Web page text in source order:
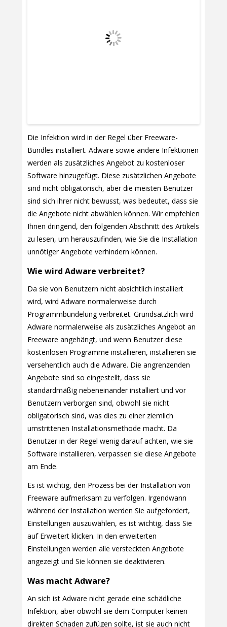
Die Infektion wird in der Regel über Freeware-
Bundles installiert. Adware sowie andere Infektionen
werden als zusätzliches Angebot zu kostenloser
Software hinzugefügt. Diese zusätzlichen Angebote
sind nicht obligatorisch, aber die meisten Benutzer
sind sich ihrer nicht bewusst, was bedeutet, dass sie
die Angebote nicht abwählen können. Wir empfehlen
Ihnen dringend, den folgenden Abschnitt des Artikels
zu lesen, um herauszufinden, wie Sie die Installation
unnötiger Angebote verhindern können.
Wie wird Adware verbreitet?
Da sie von Benutzern nicht absichtlich installiert
wird, wird Adware normalerweise durch
Programmbündelung verbreitet. Grundsätzlich wird
Adware normalerweise als zusätzliches Angebot an
Freeware angehängt, und wenn Benutzer diese
kostenlosen Programme installieren, installieren sie
versehentlich auch die Adware. Die angrenzenden
Angebote sind so eingestellt, dass sie
standardmäßig nebeneinander installiert und vor
Benutzern verborgen sind, obwohl sie nicht
obligatorisch sind, was dies zu einer ziemlich
umstrittenen Installationsmethode macht. Da
Benutzer in der Regel wenig darauf achten, wie sie
Software installieren, verpassen sie diese Angebote
am Ende.
Es ist wichtig, den Prozess bei der Installation von
Freeware aufmerksam zu verfolgen. Irgendwann
während der Installation werden Sie aufgefordert,
Einstellungen auszuwählen, es ist wichtig, dass Sie
auf Erweitert klicken. In den erweiterten
Einstellungen werden alle versteckten Angebote
angezeigt und Sie können sie deaktivieren.
Was macht Adware?
An sich ist Adware nicht gerade eine schädliche
Infektion, aber obwohl sie dem Computer keinen
direkten Schaden zufügen sollte, ist sie auch nicht